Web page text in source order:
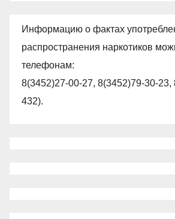
Информацию о фактах
распространения наркотиков
телефонам:
8(3452)27-00-27, 8(3452)79-30-23,
432).